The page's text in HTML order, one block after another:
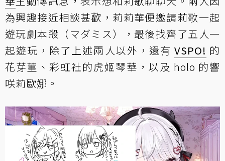
為興趣接近相談甚歡，莉莉華便邀請莉歌一起
遊玩劇本殺（マダミス），最後找齊了五人一
起遊玩，除了上述兩人以外，還有 VSPO! 的
花芽菫、彩虹社的虎姬琴華，以及 holo 的響
咲莉歐娜。